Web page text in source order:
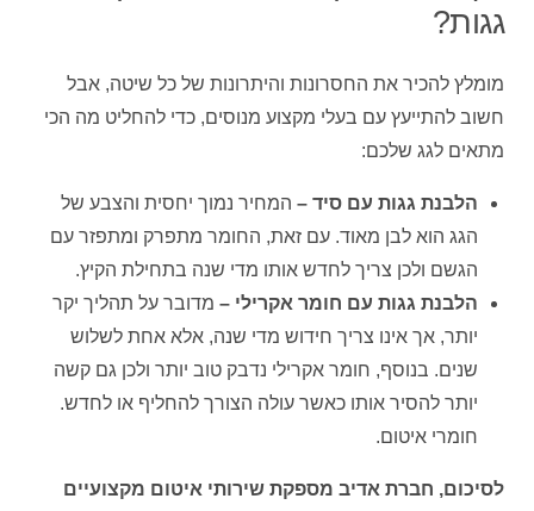
גגות?
מומלץ להכיר את החסרונות והיתרונות של כל שיטה, אבל
חשוב להתייעץ עם בעלי מקצוע מנוסים, כדי להחליט מה הכי
מתאים לגג שלכם:
הלבנת גגות עם סיד – המחיר נמוך יחסית והצבע של
הגג הוא לבן מאוד. עם זאת, החומר מתפרק ומתפזר עם
הגשם ולכן צריך לחדש אותו מדי שנה בתחילת הקיץ.
הלבנת גגות עם חומר אקרילי – מדובר על תהליך יקר
יותר, אך אינו צריך חידוש מדי שנה, אלא אחת לשלוש
שנים. בנוסף, חומר אקרילי נדבק טוב יותר ולכן גם קשה
יותר להסיר אותו כאשר עולה הצורך להחליף או לחדש.
חומרי איטום.
לסיכום, חברת אדיב מספקת שירותי איטום מקצועיים